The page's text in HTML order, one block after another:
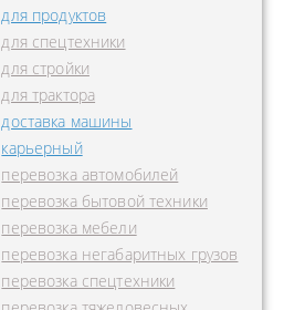
для продуктов
для спецтехники
для стройки
для трактора
доставка машины
карьерный
перевозка автомобилей
перевозка бытовой техники
перевозка мебели
перевозка негабаритных грузов
перевозка спецтехники